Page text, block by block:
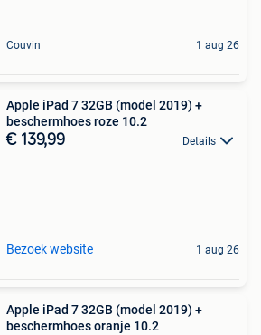
Couvin 1 aug 26
Apple iPad 7 32GB (model 2019) +
beschermhoes roze 10.2
€ 139,99 Details
Bezoek website 1 aug 26
Apple iPad 7 32GB (model 2019) +
beschermhoes oranje 10.2